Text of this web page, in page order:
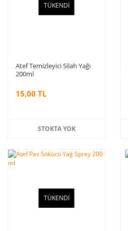
TÜKENDİ
Atef Temizleyici Silah Yağı
200ml
15,00 TL
STOKTA YOK
TÜKENDİ